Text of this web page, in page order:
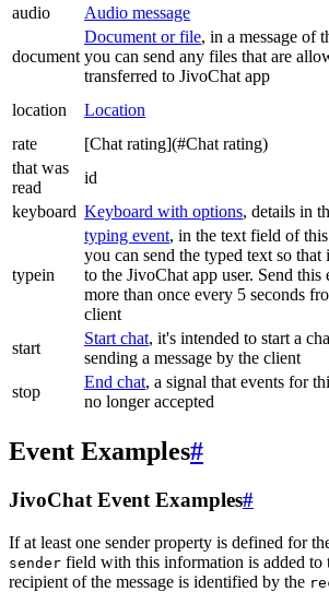
audio
Audio message
document
Document or file, in a message of
you can send any files that are
transferred to JivoChat app
location Location
rate
[Chat rating](#Chat rating)
that was
read
id
keyboard Keyboard with options, details in
typein
typing event, in the text field of this
you can send the typed text so that
to the JivoChat app user. Send this
more than once every 5 seconds
client
start
Start chat, it's intended to start a
sending a message by the client
stop
End chat, a signal that events for
no longer accepted
Event Examples#
JivoChat Event Examples#
If at least one sender property is defined for
sender field with this information is added to
recipient of the message is identified by the